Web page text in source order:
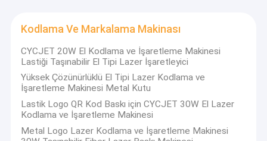
Kodlama Ve Markalama Makinası
CYCJET 20W El Kodlama ve İşaretleme Makinesi
Lastiği Taşınabilir El Tipi Lazer İşaretleyici
Yüksek Çözünürlüklü El Tipi Lazer Kodlama ve
İşaretleme Makinesi Metal Kutu
Lastik Logo QR Kod Baskı için CYCJET 30W El Lazer
Kodlama ve İşaretleme Makinesi
Metal Logo Lazer Kodlama ve İşaretleme Makinesi